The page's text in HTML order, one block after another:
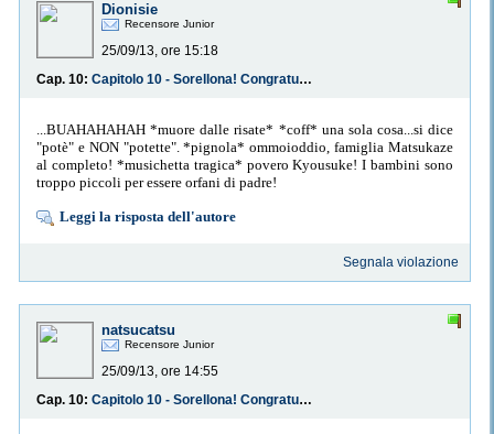
Dionisie
Recensore Junior
25/09/13, ore 15:18
Cap. 10:
Capitolo 10 - Sorellona! Congratulazioni!
...BUAHAHAHAH *muore dalle risate* *coff* una sola cosa...si dice
"potè" e NON "potette". *pignola* ommoioddio, famiglia Matsukaze
al completo! *musichetta tragica* povero Kyousuke! I bambini sono
troppo piccoli per essere orfani di padre!
Leggi la risposta dell'autore
Segnala violazione
natsucatsu
Recensore Junior
25/09/13, ore 14:55
Cap. 10:
Capitolo 10 - Sorellona! Congratulazioni!